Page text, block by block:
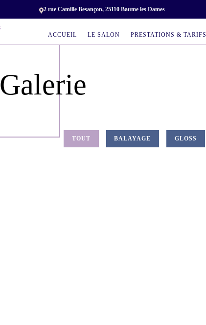
2 rue Camille Besançon, 25110 Baume les Dames
ACCUEIL LE SALON PRESTATIONS & TARIFS
Galerie
TOUT BALAYAGE GLOSS